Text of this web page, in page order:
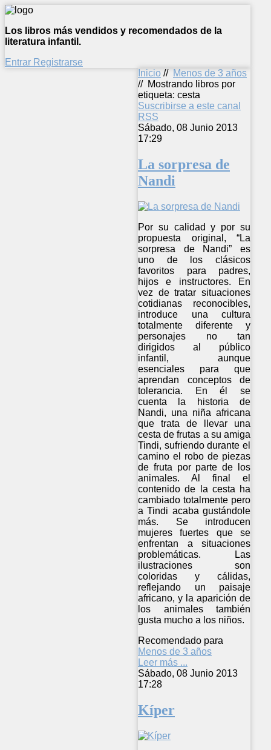
Los libros más vendidos y recomendados de la
literatura infantil.
Entrar Registrarse
Inicio // Menos de 3 años
// Mostrando libros por
etiqueta: cesta
Suscribirse a este canal
RSS
Sábado, 08 Junio 2013
17:29
La sorpresa de
Nandi
Por su calidad y por su
propuesta original, “La
sorpresa de Nandi” es
uno de los clásicos
favoritos para padres,
hijos e instructores. En
vez de tratar situaciones
cotidianas reconocibles,
introduce una cultura
totalmente diferente y
personajes no tan
dirigidos al público
infantil, aunque
esenciales para que
aprendan conceptos de
tolerancia. En él se
cuenta la historia de
Nandi, una niña africana
que trata de llevar una
cesta de frutas a su amiga
Tindi, sufriendo durante el
camino el robo de piezas
de fruta por parte de los
animales. Al final el
contenido de la cesta ha
cambiado totalmente pero
a Tindi acaba gustándole
más. Se introducen
mujeres fuertes que se
enfrentan a situaciones
problemáticas. Las
ilustraciones son
coloridas y cálidas,
reflejando un paisaje
africano, y la aparición de
los animales también
gusta mucho a los niños.
Recomendado para
Menos de 3 años
Leer más ...
Sábado, 08 Junio 2013
17:28
Kíper